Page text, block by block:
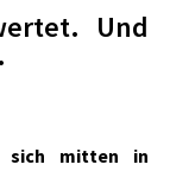
Und
sich mitten in